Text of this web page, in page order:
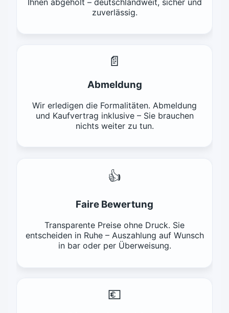
Ihnen abgeholt – deutschlandweit, sicher und
zuverlässig.
📄
Abmeldung
Wir erledigen die Formalitäten. Abmeldung
und Kaufvertrag inklusive – Sie brauchen
nichts weiter zu tun.
👍
Faire Bewertung
Transparente Preise ohne Druck. Sie
entscheiden in Ruhe – Auszahlung auf Wunsch
in bar oder per Überweisung.
💶